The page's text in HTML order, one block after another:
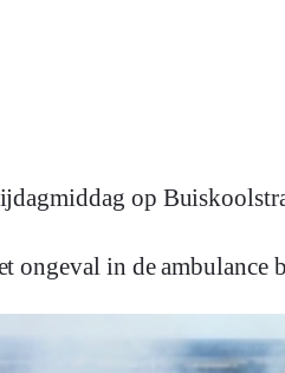
op
ongeval in de ambulance